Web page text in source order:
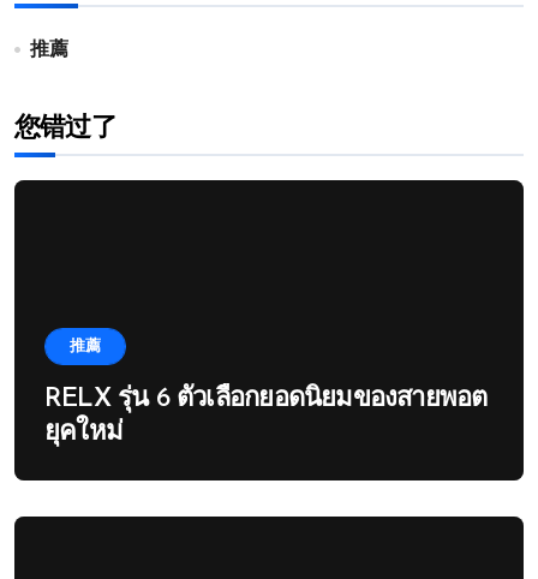
推薦
您错过了
推薦
RELX รุ่น 6 ตัวเลือกยอดนิยมของสายพอต
ยุคใหม่